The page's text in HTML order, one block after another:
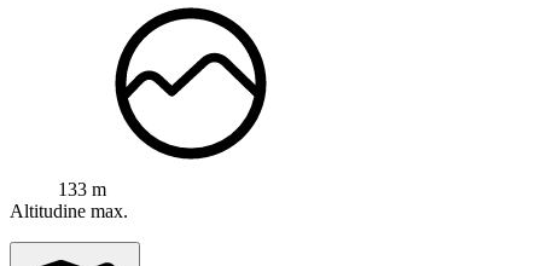
133 m
Altitudine max.